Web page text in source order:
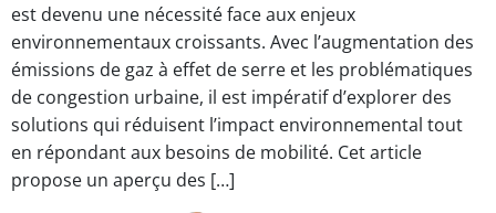
est devenu une nécessité face aux enjeux
environnementaux croissants. Avec l’augmentation des
émissions de gaz à effet de serre et les problématiques
de congestion urbaine, il est impératif d’explorer des
solutions qui réduisent l’impact environnemental tout
en répondant aux besoins de mobilité. Cet article
propose un aperçu des […]